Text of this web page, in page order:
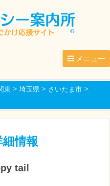
メニュー
東 > 埼玉県> さいたま市>
情報
tail